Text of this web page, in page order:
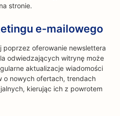
stronie.
e-mailowego
poprzez oferowanie newslettera
odwiedzających witrynę może
aktualizacje wiadomości
o nowych ofertach, trendach
kierując ich z powrotem